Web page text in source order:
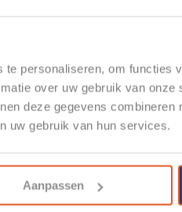
personaliseren, om functies
over uw gebruik van
deze gegevens combineren
uw gebruik van hun services.
Aanpassen
STEINEL KRIMPKOUS III - Ø
€7,46